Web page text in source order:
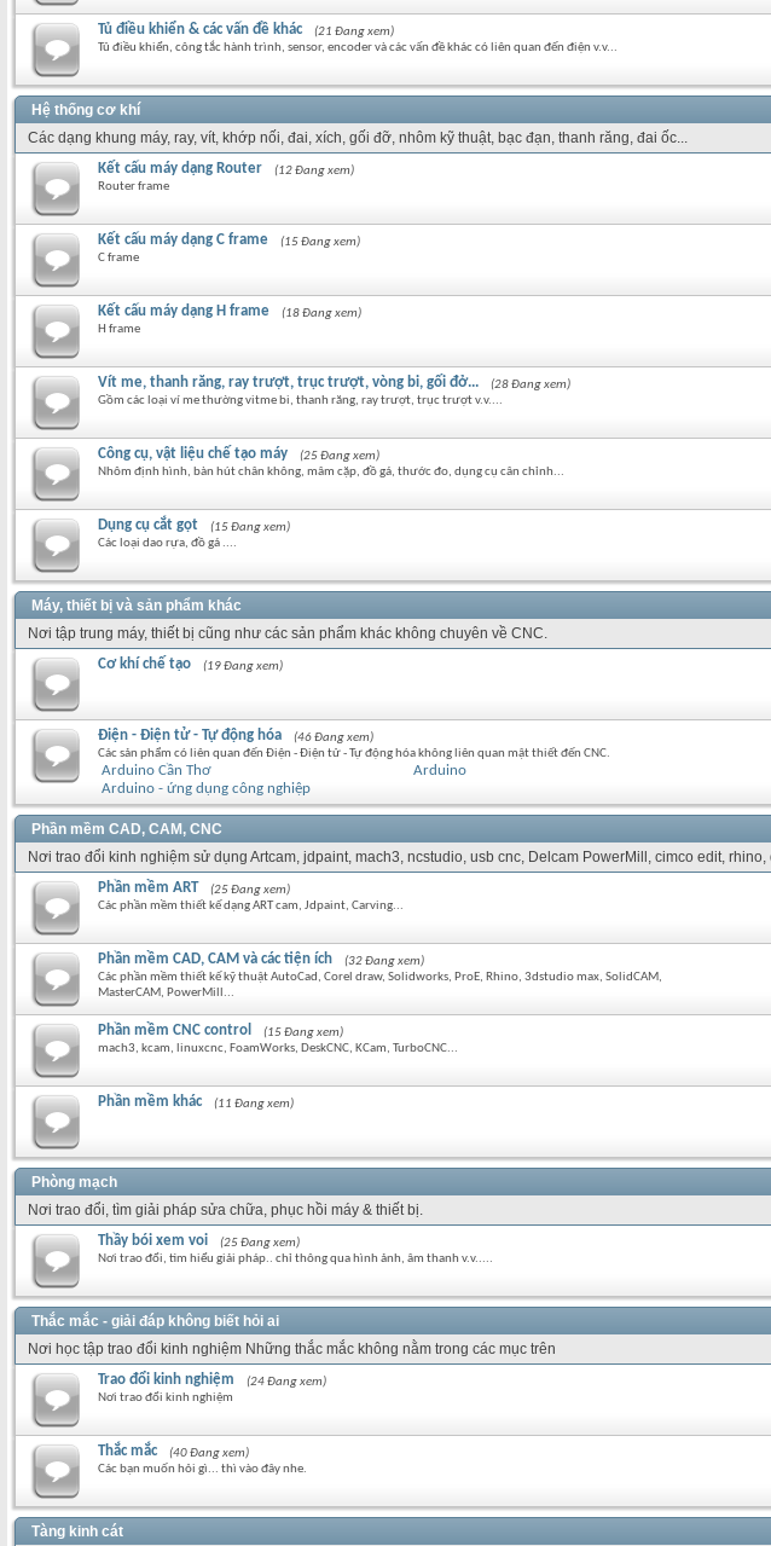
Tủ điều khiển & các vấn đề khác
(21 Đang xem)
Tủ điều khiển, công tắc hành trình, sensor, encoder và các vấn đề khác có liên quan đến điện v.v...
Hệ thống cơ khí
Các dạng khung máy, ray, vít, khớp nối, đai, xích, gối đỡ, nhôm kỹ thuật, bạc đạn, thanh răng, đai ốc...
Kết cấu máy dạng Router
(12 Đang xem)
Router frame
Kết cấu máy dạng C frame
(15 Đang xem)
C frame
Kết cấu máy dạng H frame
(18 Đang xem)
H frame
Vít me, thanh răng, ray trượt, trục trượt, vòng bi, gối đở...
(28 Đang xem)
Gồm các loại ví me thường vitme bi, thanh răng, ray trượt, trục trượt v.v....
Công cụ, vật liệu chế tạo máy
(25 Đang xem)
Nhôm định hình, bàn hút chân không, mâm cặp, đồ gá, thước đo, dụng cụ cân chỉnh...
Dụng cụ cắt gọt
(15 Đang xem)
Các loại dao rựa, đồ gá ....
Máy, thiết bị và sản phẩm khác
Nơi tập trung máy, thiết bị cũng như các sản phẩm khác không chuyên về CNC.
Cơ khí chế tạo (19 Đang xem)
Điện - Điện tử - Tự động hóa
(46 Đang xem)
Các sản phẩm có liên quan đến Điện - Điện tử - Tự động hóa không liên quan mật thiết đến CNC.
Arduino Cần Thơ
Arduino
Arduino - ứng dụng công nghiệp
Phần mềm CAD, CAM, CNC
Nơi trao đổi kinh nghiệm sử dụng Artcam, jdpaint, mach3, ncstudio, usb cnc, Delcam PowerMill, cimco edit,
Phần mềm ART
(25 Đang xem)
Các phần mềm thiết kế dạng ART cam, Jdpaint, Carving...
Phần mềm CAD, CAM và các tiện ích
(32 Đang xem)
Các phần mềm thiết kế kỹ thuật AutoCad, Corel draw, Solidworks, ProE, Rhino, 3dstudio max, SolidCAM,
MasterCAM, PowerMill...
Phần mềm CNC control
(15 Đang xem)
mach3, kcam, linuxcnc, FoamWorks, DeskCNC, KCam, TurboCNC...
Phần mềm khác (11 Đang xem)
Phòng mạch
Nơi trao đổi, tìm giải pháp sửa chữa, phục hồi máy & thiết bị.
Thầy bói xem voi
(25 Đang xem)
Nơi trao đổi, tìm hiểu giải pháp.. chỉ thông qua hình ảnh, âm thanh v.v.....
Thắc mắc - giải đáp không biết hỏi ai
Nơi học tập trao đổi kinh nghiệm Những thắc mắc không nằm trong các mục trên
Trao đổi kinh nghiệm
(24 Đang xem)
Nơi trao đổi kinh nghiệm
Thắc mắc
(40 Đang xem)
Các bạn muốn hỏi gì... thì vào đây nhe.
Tàng kinh cát